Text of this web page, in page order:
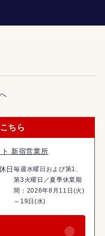
ちら
新宿営業所
日毎週水曜日および第1、
第3火曜日／夏季休業期
間：2026年8月11日(火)
～19日(水)